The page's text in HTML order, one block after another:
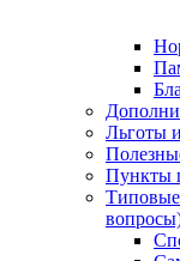
Льготы
Пункты
Типовые